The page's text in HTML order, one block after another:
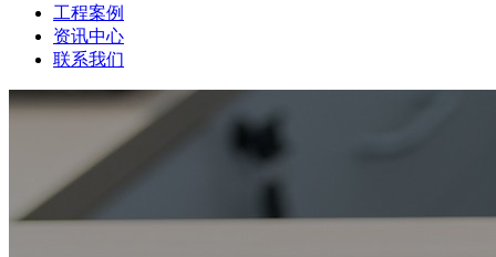
工程案例
资讯中心
联系我们